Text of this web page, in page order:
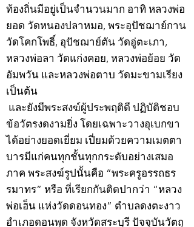
ท้องถิ่นมีอยู่เป็นจำนวนมาก อาทิ หลวงพ่อ
ยอด วัดหนองปลาหมอ, พระอุปัชฌาย์กาน
วัดโคกโพธิ์, อุปัชฌาย์ตัน วัดอู่ตะเภา,
หลวงพ่อลา วัดแก่งคอย, หลวงพ่อย้อย วัด
อัมพวัน และหลวงพ่อตาบ วัดมะขามเรียง
เป็นต้น
และยังมีพระสงฆ์ผู้ประพฤติดี ปฏิบัติชอบ
ข้อวัตรงดงามยิ่ง โดยเฉพาะวางอุเบกขา
ได้อย่างยอดเยี่ยม เปี่ยมด้วยความเมตตา
บารมีแก่คนทุกชั้นทุกกระดับอย่างเสมอ
ภาค พระสงฆ์รูปนั้นคือ “พระครูอรรถธร
รมาทร” หรือ ที่เรียกกันติดปากว่า “หลวง
พ่อเฮ็น แห่งวัดดอนทอง” ตำบลดงตะงาว
อำเภอดอนพุด จังหวัดสระบุรี ปัจจุบันวัตถุ